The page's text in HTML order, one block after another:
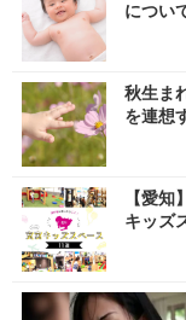
につい
秋生ま
を連想
【愛
キッズ